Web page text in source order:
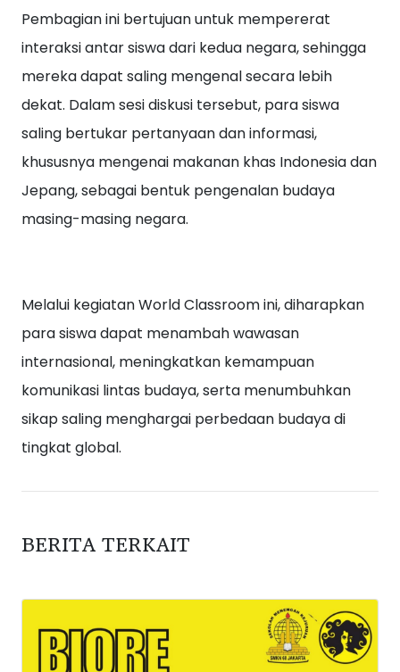
Pembagian ini bertujuan untuk mempererat
interaksi antar siswa dari kedua negara, sehingga
mereka dapat saling mengenal secara lebih
dekat. Dalam sesi diskusi tersebut, para siswa
saling bertukar pertanyaan dan informasi,
khususnya mengenai makanan khas Indonesia dan
Jepang, sebagai bentuk pengenalan budaya
masing-masing negara.
Melalui kegiatan World Classroom ini, diharapkan
para siswa dapat menambah wawasan
internasional, meningkatkan kemampuan
komunikasi lintas budaya, serta menumbuhkan
sikap saling menghargai perbedaan budaya di
tingkat global.
BERITA TERKAIT